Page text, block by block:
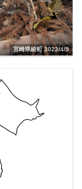
宮崎県綾町 2022/4/9